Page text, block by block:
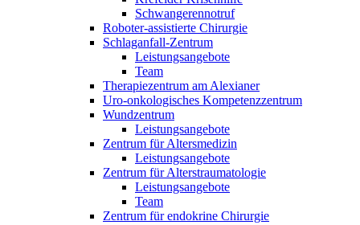
Schwangerennotruf
Roboter-assistierte Chirurgie
Schlaganfall-Zentrum
Leistungsangebote
Team
Therapiezentrum am Alexianer
Uro-onkologisches Kompetenzzentrum
Wundzentrum
Leistungsangebote
Zentrum für Altersmedizin
Leistungsangebote
Zentrum für Alterstraumatologie
Leistungsangebote
Team
Zentrum für endokrine Chirurgie